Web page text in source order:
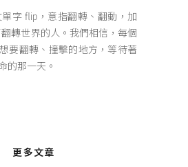
單字 flip，意指翻轉、翻動，加
翻轉世界的人。我們相信，每個
要翻轉、撞擊的地方，等待著
的那一天。
更多文章